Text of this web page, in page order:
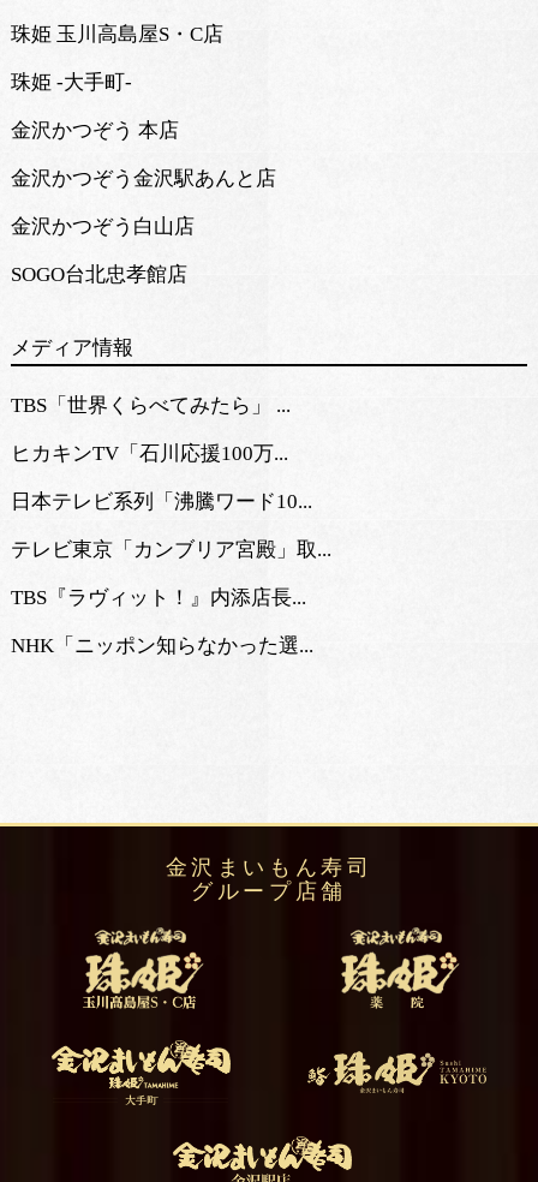
珠姫 玉川高島屋S・C店
珠姫 -大手町-
金沢かつぞう 本店
金沢かつぞう金沢駅あんと店
金沢かつぞう白山店
SOGO台北忠孝館店
メディア情報
TBS「世界くらべてみたら」 ...
ヒカキンTV「石川応援100万...
日本テレビ系列「沸騰ワード10...
テレビ東京「カンブリア宮殿」取...
TBS『ラヴィット！』内添店長...
NHK「ニッポン知らなかった選...
金沢まいもん寿司
グループ店舗